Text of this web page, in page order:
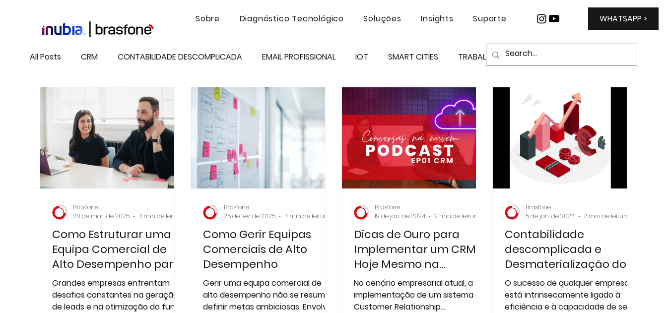
Sobre Diagnóstico Tecnológico Soluções Insights Suporte WHATSAPP >
All Posts CRM CONTABILIDADE DESCOMPLICADA EMAIL PROFISSIONAL IOT SMART CITIES TRABALHO REMOTO
TRANSFORMAÇÃO DIGITAL TV NET VOZ SMS INTELIGÊNCIA ARTIFICIAL CLOUD INTERNET PREMIUM OFFICE 365 COMUNICAÇÕES
CIBERSEGURANÇA PRODUTIVIDADE AUTOMAÇÃO ECOSSISTEMA RINGOVER RH
Como Estruturar uma
Equipa Comercial de
Alto Desempenho para
Gerar e Fechar Mais
Leads
Grandes empresas enfrentam
desafios constantes na geração
de leads e na otimização do funil
Brasfone
20 de mar. de 2025
Como Gerir Equipas
Comerciais de Alto
Desempenho
Gerir uma equipa comercial de
alto desempenho não se resume a
definir metas ambiciosas. Envolve
Brasfone
25 de fev. de 2025
4 min de leitura
Dicas de Ouro para
Implementar um CRM
Hoje Mesmo na
Empresa
No cenário empresarial atual, a
implementação de um sistema de
Customer Relationship
Brasfone
19 de jan. de 2024
2 min de leitura
Contabilidade
descomplicada e
Desmaterialização do
papel
O sucesso de qualquer empresa
está intrinsecamente ligado à
eficiência e à capacidade de se
Brasfone
5 de jan. de 2024
2 min de leitura